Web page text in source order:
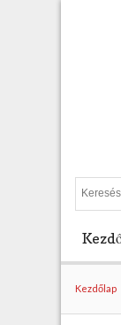
Kezdőlap